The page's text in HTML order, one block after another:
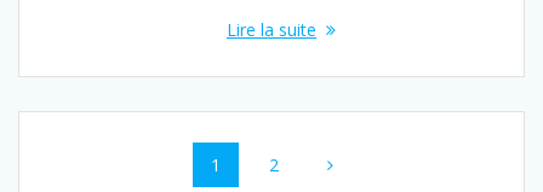
Lire la suite
Navigation
Page
1 Page
2